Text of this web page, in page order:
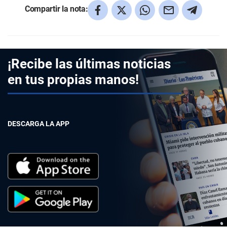
Compartir la nota:
¡Recibe las últimas noticias
en tus propias manos!
DESCARGA LA APP